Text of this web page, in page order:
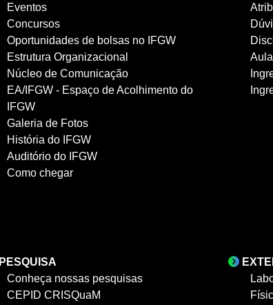
Eventos
Concursos
Oportunidades de bolsas no IFGW
Estrutura Organizacional
Núcleo de Comunicação
EA/IFGW - Espaço de Acolhimento do
IFGW
Galeria de Fotos
História do IFGW
Auditório do IFGW
Como chegar
PESQUISA
Conheça nossas pesquisas
CEPID CRISQuaM